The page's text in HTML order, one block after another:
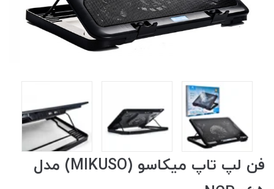
فن لپ تاپ میکاسو (MIKUSO) مدل